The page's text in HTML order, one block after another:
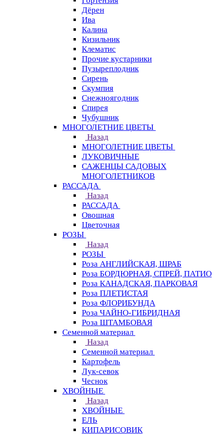
Дёрен
Ива
Калина
Кизильник
Клематис
Прочие кустарники
Пузыреплодник
Сирень
Скумпия
Снежноягодник
Спирея
Чубушник
МНОГОЛЕТНИЕ ЦВЕТЫ
Назад
МНОГОЛЕТНИЕ ЦВЕТЫ
ЛУКОВИЧНЫЕ
САЖЕНЦЫ САДОВЫХ
МНОГОЛЕТНИКОВ
РАССАДА
Назад
РАССАДА
Овощная
Цветочная
РОЗЫ
Назад
РОЗЫ
Роза АНГЛИЙСКАЯ, ШРАБ
Роза БОРДЮРНАЯ, СПРЕЙ, ПАТИО
Роза КАНАДСКАЯ, ПАРКОВАЯ
Роза ПЛЕТИСТАЯ
Роза ФЛОРИБУНДА
Роза ЧАЙНО-ГИБРИДНАЯ
Роза ШТАМБОВАЯ
Семенной материал
Назад
Семенной материал
Картофель
Лук-севок
Чеснок
ХВОЙНЫЕ
Назад
ХВОЙНЫЕ
ЕЛЬ
КИПАРИСОВИК